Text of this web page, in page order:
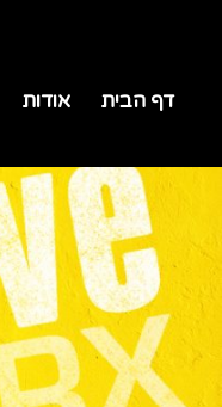
דף הבית אודות